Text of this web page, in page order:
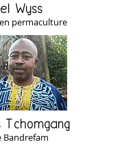
Wyss
permaculture
Tchomgang
Bandrefam